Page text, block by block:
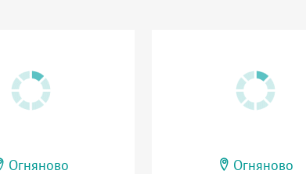
Огняново Огняново